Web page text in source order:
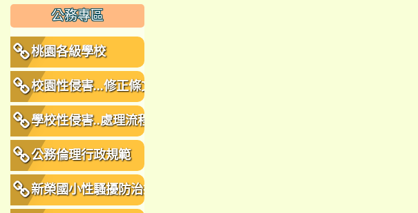
公務專區
桃園各級學校
校園性侵害...修正條文
學校性侵害..處理流程
公務倫理行政規範
新榮國小性騷擾防治措